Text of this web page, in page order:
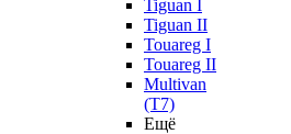
Tiguan I
Tiguan II
Touareg I
Touareg II
Multivan
(T7)
Ещё